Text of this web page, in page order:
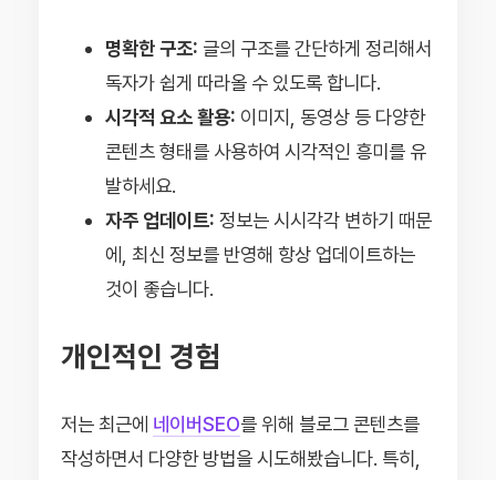
명확한 구조: 글의 구조를 간단하게 정리해서
독자가 쉽게 따라올 수 있도록 합니다.
시각적 요소 활용: 이미지, 동영상 등 다양한
콘텐츠 형태를 사용하여 시각적인 흥미를 유
발하세요.
자주 업데이트: 정보는 시시각각 변하기 때문
에, 최신 정보를 반영해 항상 업데이트하는
것이 좋습니다.
개인적인 경험
저는 최근에 네이버SEO를 위해 블로그 콘텐츠를
작성하면서 다양한 방법을 시도해봤습니다. 특히,